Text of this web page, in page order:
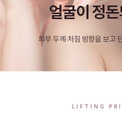
얼굴이 정
피부 두께·처짐 방향을 보고
LIFTING